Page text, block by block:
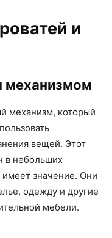
и
механизмом
механизм, который
вещей. Этот
в небольших
имеет значение. Они
одежду и другие
мебели.